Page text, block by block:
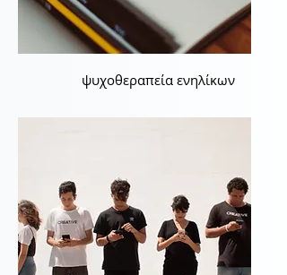
ψυχοθεραπεία ενηλίκων